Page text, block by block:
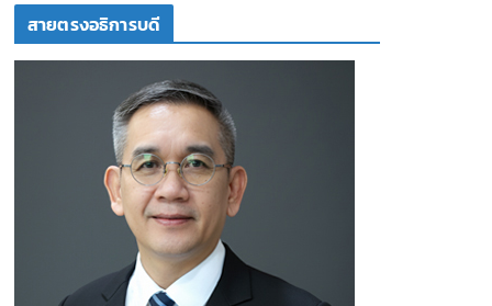
สายตรงอธิการบดี